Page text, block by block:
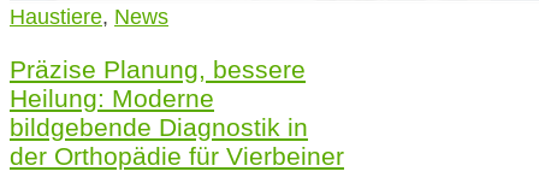
Haustiere, News
Präzise Planung, bessere
Heilung: Moderne
bildgebende Diagnostik in
der Orthopädie für Vierbeiner